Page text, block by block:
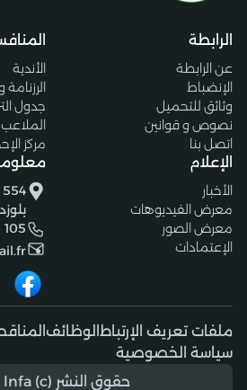
الرابطة
عن الرابطة
الإنضباط
وثائق للتحميل
نصوص و قوانين
اتصل بنا
الأندية
الرزنامة
جدول
الملاعب
مركز
الإعلام
الأخبار
معرض الفيديوهات
معرض الصور
الإعتمادات
105
ملفات تعريف الإرتباط الوظائف
سياسة الخصوصية
حقوق النشر (c) 2025 lnfa.